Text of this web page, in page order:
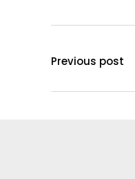
Previous post